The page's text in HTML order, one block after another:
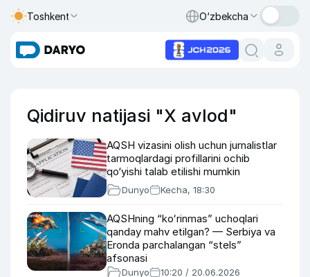
Toshkent O‘zbekcha
Qidiruv natijasi "X avlod"
AQSH vizasini olish uchun jurnalistlar
tarmoqlardagi profillarini ochib
qo‘yishi talab etilishi mumkin
Dunyo Kecha, 18:30
AQSHning “koʻrinmas” uchoqlari
qanday mahv etilgan? — Serbiya va
Eronda parchalangan “stels”
afsonasi
Dunyo 10:20 / 20.06.2026